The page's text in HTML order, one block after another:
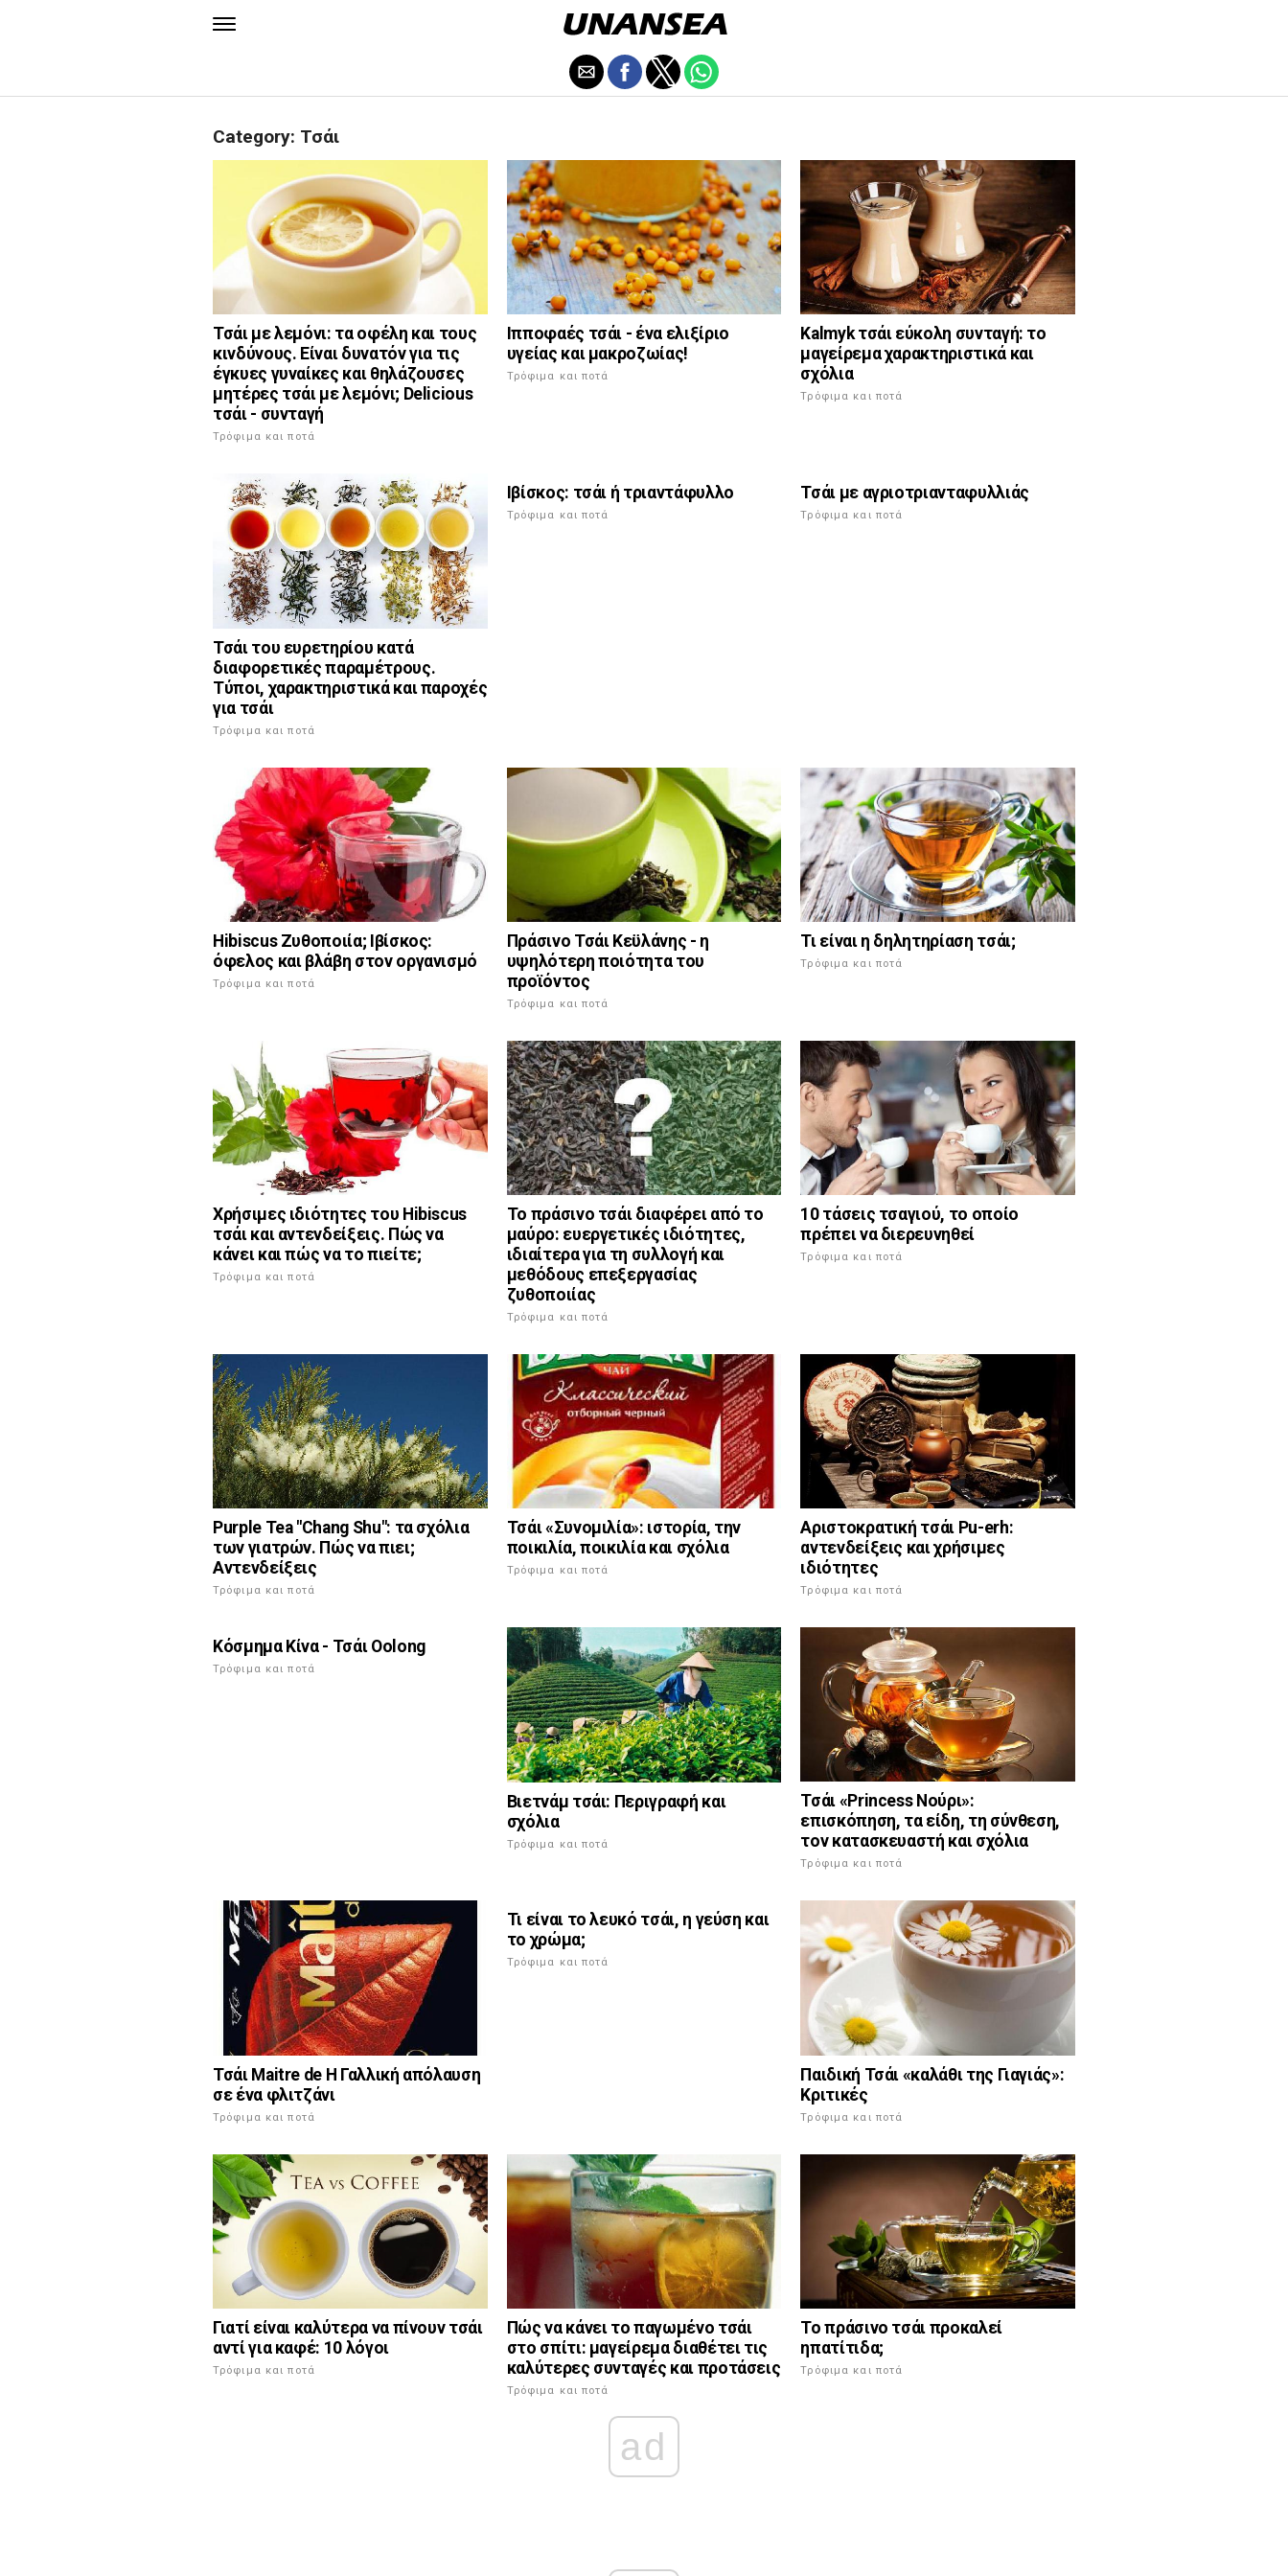
Category: Τσάι
Τσάι με λεμόνι: τα οφέλη και τους
κινδύνους. Είναι δυνατόν για τις
έγκυες γυναίκες και θηλάζουσες
μητέρες τσάι με λεμόνι; Delicious
τσάι - συνταγή
Τρόφιμα και ποτά
Ιπποφαές τσάι - ένα ελιξίριο
υγείας και μακροζωίας!
Τρόφιμα και ποτά
Kalmyk τσάι εύκολη συνταγή: το
μαγείρεμα χαρακτηριστικά και
σχόλια
Τρόφιμα και ποτά
Τσάι του ευρετηρίου κατά
διαφορετικές παραμέτρους.
Τύποι, χαρακτηριστικά και παροχές
για τσάι
Τρόφιμα και ποτά
Ιβίσκος: τσάι ή τριαντάφυλλο
Τρόφιμα και ποτά
Τσάι με αγριοτριανταφυλλιάς
Τρόφιμα και ποτά
Hibiscus Ζυθοποιία; Ιβίσκος:
όφελος και βλάβη στον οργανισμό
Τρόφιμα και ποτά
Πράσινο Τσάι Κεϋλάνης - η
υψηλότερη ποιότητα του
προϊόντος
Τρόφιμα και ποτά
Τι είναι η δηλητηρίαση τσάι;
Τρόφιμα και ποτά
Χρήσιμες ιδιότητες του Hibiscus
τσάι και αντενδείξεις. Πώς να
κάνει και πώς να το πιείτε;
Τρόφιμα και ποτά
Το πράσινο τσάι διαφέρει από το
μαύρο: ευεργετικές ιδιότητες,
ιδιαίτερα για τη συλλογή και
μεθόδους επεξεργασίας
ζυθοποιίας
Τρόφιμα και ποτά
10 τάσεις τσαγιού, το οποίο
πρέπει να διερευνηθεί
Τρόφιμα και ποτά
Purple Tea "Chang Shu": τα σχόλια
των γιατρών. Πώς να πιει;
Αντενδείξεις
Τρόφιμα και ποτά
Τσάι «Συνομιλία»: ιστορία, την
ποικιλία, ποικιλία και σχόλια
Τρόφιμα και ποτά
Αριστοκρατική τσάι Pu-erh:
αντενδείξεις και χρήσιμες
ιδιότητες
Τρόφιμα και ποτά
Κόσμημα Κίνα - Τσάι Oolong
Τρόφιμα και ποτά
Βιετνάμ τσάι: Περιγραφή και
σχόλια
Τρόφιμα και ποτά
Τσάι «Princess Νούρι»:
επισκόπηση, τα είδη, τη σύνθεση,
τον κατασκευαστή και σχόλια
Τρόφιμα και ποτά
Τσάι Maitre de Η Γαλλική απόλαυση
σε ένα φλιτζάνι
Τρόφιμα και ποτά
Τι είναι το λευκό τσάι, η γεύση και
το χρώμα;
Τρόφιμα και ποτά
Παιδική Τσάι «καλάθι της Γιαγιάς»:
Κριτικές
Τρόφιμα και ποτά
Γιατί είναι καλύτερα να πίνουν τσάι
αντί για καφέ: 10 λόγοι
Τρόφιμα και ποτά
Πώς να κάνει το παγωμένο τσάι
στο σπίτι: μαγείρεμα διαθέτει τις
καλύτερες συνταγές και προτάσεις
Τρόφιμα και ποτά
Το πράσινο τσάι προκαλεί
ηπατίτιδα;
Τρόφιμα και ποτά
ad